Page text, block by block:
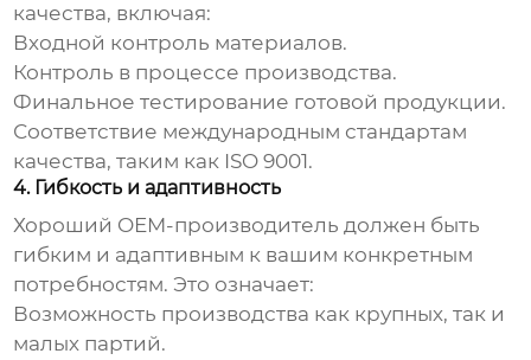
качества, включая:
Входной контроль материалов.
Контроль в процессе производства.
Финальное тестирование готовой продукции.
Соответствие международным стандартам
качества, таким как ISO 9001.
4. Гибкость и адаптивность
Хороший OEM-производитель должен быть
гибким и адаптивным к вашим конкретным
потребностям. Это означает:
Возможность производства как крупных, так и
малых партий.